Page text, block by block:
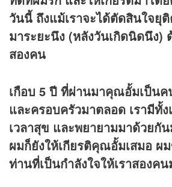
วันนี้ ถึงแม้เราจะได้ตัดสินใจยุ
มาระยะนึง (หลังวันเกิดนิดนึง)
สองคน
เกือบ 5 ปี ที่ผ่านมาคุณอั้มเป็น
และครอบครัวมาตลอด เรามีทั้
เวลาสุข และพยายามมาด้วยกั
ผมก็ยังให้เกียรติคุณอั้มเสมอ
ท่านที่เป็นกำลังใจให้เราสองค